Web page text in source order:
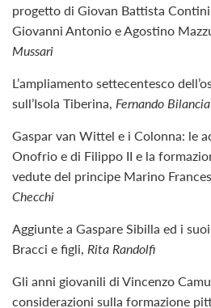
progetto di Giovan Battista
Giovanni Antonio e Agostino
Mussari
L’ampliamento settecentesco
sull’Isola Tiberina, Fernando Bilancia
Gaspar van Wittel e i Colonna: le
Onofrio e di Filippo II e la
vedute del principe Marino
Checchi
Aggiunte a Gaspare Sibilla ed i
Bracci e figli, Rita Randolfi
Gli anni giovanili di Vincenzo
considerazioni sulla formazione